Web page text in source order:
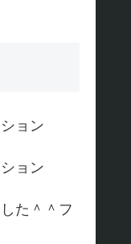
ョン
ョン
た＾＾フ